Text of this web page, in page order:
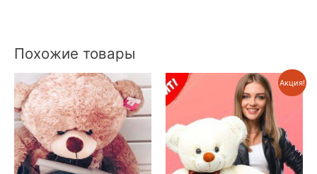
Похожие товары
Акция!